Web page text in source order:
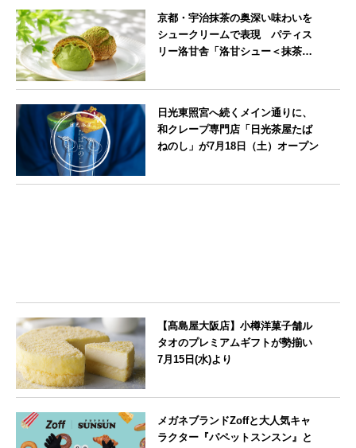
京都・宇治抹茶の奥深い味わいを
シュークリームで表現 パティス
リー洛甘舎「洛甘シュー＜抹茶
日光東照宮へ続くメイン通りに、
和クレープ専門店「日光茶屋たば
ねのし」が7月18日（土）オープン
【髙島屋大阪店】小樽洋菓子舗ル
タオのプレミアムギフトが勢揃い
7月15日(水)より
メガネブランドZoffと大人気キャ
ラクター『パペットスンスン』と